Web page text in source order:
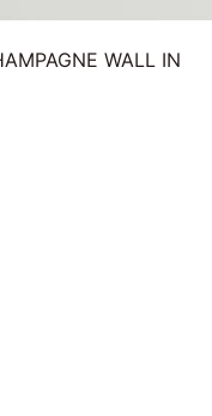
WALL IN